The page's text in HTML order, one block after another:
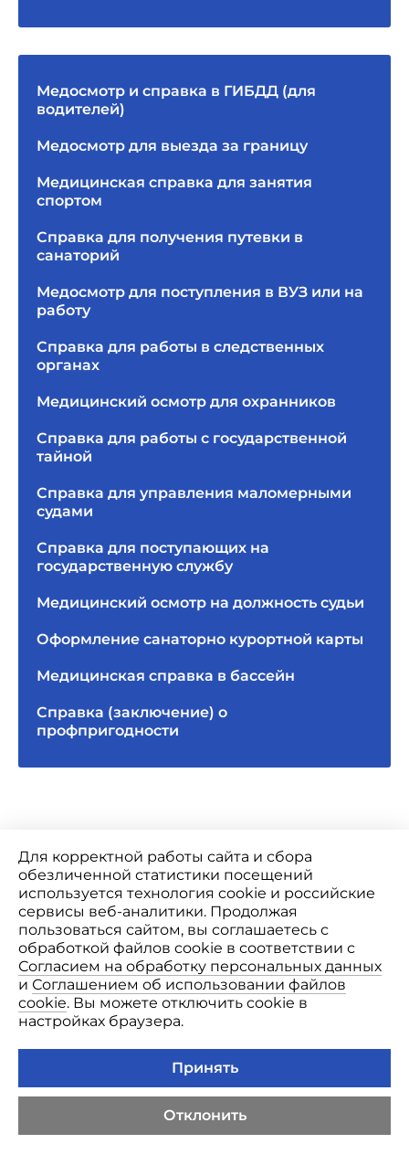
Медосмотр и справка в ГИБДД (для
водителей)
Медосмотр для выезда за границу
Медицинская справка для занятия
спортом
Справка для получения путевки в
санаторий
Медосмотр для поступления в ВУЗ или на
работу
Справка для работы в следственных
органах
Медицинский осмотр для охранников
Справка для работы с государственной
тайной
Справка для управления маломерными
судами
Справка для поступающих на
государственную службу
Медицинский осмотр на должность судьи
Оформление санаторно курортной карты
Медицинская справка в бассейн
Справка (заключение) о
профпригодности
Лицензия Л041-01146-34/00343035
Использование CookieПолитика конфиденциальности
Информация и цены, представленные на сайте, являются
справочными и не являются публичной офертой.
Лекарственные средства, медицинские услуги, в том числе
Существует необходимость ознакомления с инструкцией по их
Медицинский центр Эксперт
Для корректной работы сайта и сбора
обезличенной статистики посещений
используется технология cookie и российские
сервисы веб-аналитики. Продолжая
пользоваться сайтом, вы соглашаетесь с
обработкой файлов cookie в соответствии с
Согласием на обработку персональных данных
и Соглашением об использовании файлов
cookie. Вы можете отключить cookie в
настройках браузера.
Принять
Отклонить